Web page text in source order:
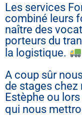
Les services
combiné leurs
naître des
porteurs du
la logistique.
A coup sûr
de stages chez
Estèphe ou
qui nous